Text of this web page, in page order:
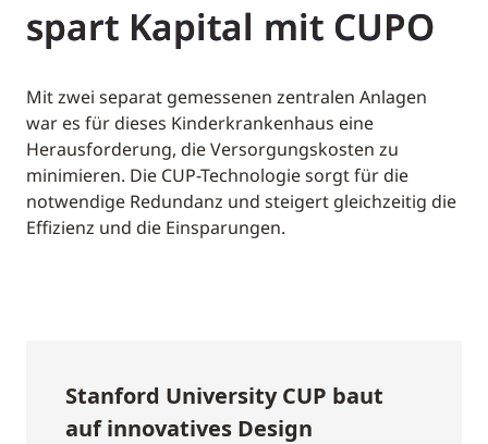
spart Kapital mit CUPO
Mit zwei separat gemessenen zentralen Anlagen
war es für dieses Kinderkrankenhaus eine
Herausforderung, die Versorgungskosten zu
minimieren. Die CUP-Technologie sorgt für die
notwendige Redundanz und steigert gleichzeitig die
Effizienz und die Einsparungen.
Stanford University CUP baut
auf innovatives Design